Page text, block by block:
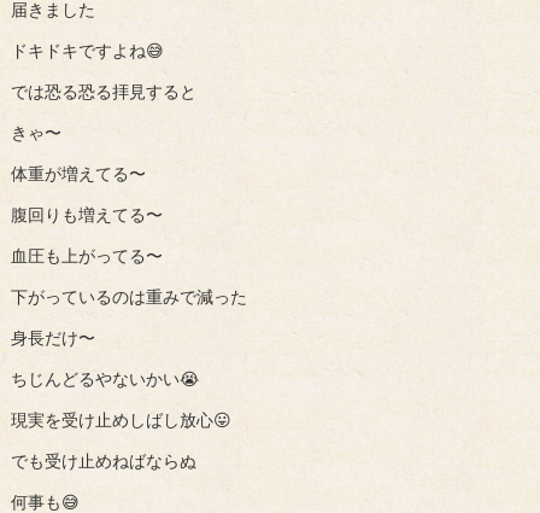
届きました
ドキドキですよね😅
では恐る恐る拝見すると
きゃ〜
体重が増えてる〜
腹回りも増えてる〜
血圧も上がってる〜
下がっているのは重みで減った
身長だけ〜
ちじんどるやないかい😭
現実を受け止めしばし放心😛
でも受け止めねばならぬ
何事も😅